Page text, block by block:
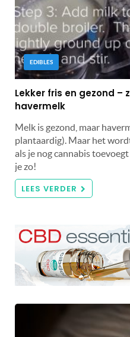
EDIBLES
Lekker fris en gezond –
havermelk
Melk is gezond, maar
plantaardig). Maar het
als je nog cannabis
je zo!
LEES VERDER